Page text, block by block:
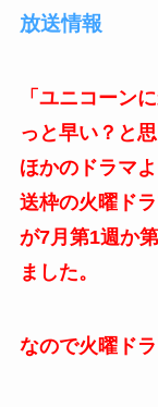
放送情報
「ユニコーン
っと早い？と
ほかのドラマ
送枠の火曜ド
が7月第1週か
ました。
なので火曜ド